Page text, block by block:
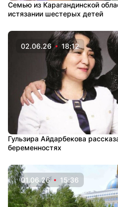
Семью из Карагандинской
истязании шестерых детей
02.06.26 18:12
Гульзира Айдарбекова
беременностях
01.06.26 15:36